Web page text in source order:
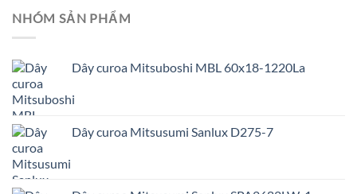
NHÓM SẢN PHẨM
Dây curoa Mitsuboshi MBL 60x18-1220La
Dây curoa Mitsusumi Sanlux D275-7